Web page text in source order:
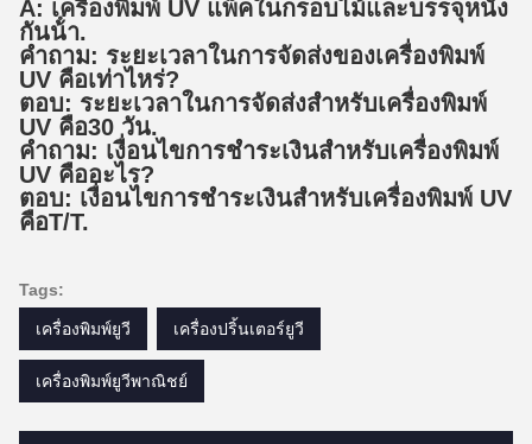
A: เครื่องพิมพ์ UV แพ็คในกรอบไม้และบรรจุหนัง
กันน้ํา.
คําถาม: ระยะเวลาในการจัดส่งของเครื่องพิมพ์
UV คือเท่าไหร่?
ตอบ: ระยะเวลาในการจัดส่งสําหรับเครื่องพิมพ์
UV คือ30 วัน.
คําถาม: เงื่อนไขการชําระเงินสําหรับเครื่องพิมพ์
UV คืออะไร?
ตอบ: เงื่อนไขการชําระเงินสําหรับเครื่องพิมพ์ UV
คือT/T.
Tags:
เครื่องพิมพ์ยูวี เครื่องปริ้นเตอร์ยูวี
เครื่องพิมพ์ยูวีพาณิชย์